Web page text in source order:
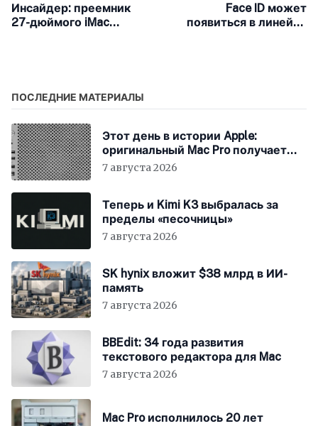
Инсайдер: преемник
27-дюймого iMac
Face ID может
появиться в линейке
ПОСЛЕДНИЕ МАТЕРИАЛЫ
Этот день в истории Apple:
оригинальный Mac Pro получает
мощный процессор Intel
7 августа 2026
Теперь и Kimi K3 выбралась за
пределы «песочницы»
7 августа 2026
SK hynix вложит $38 млрд в ИИ-
память
7 августа 2026
BBEdit: 34 года развития
текстового редактора для Mac
7 августа 2026
Mac Pro исполнилось 20 лет